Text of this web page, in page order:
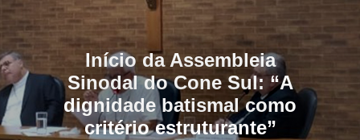
Início da Assembleia
Sinodal do Cone Sul: “A
dignidade batismal como
critério estruturante”